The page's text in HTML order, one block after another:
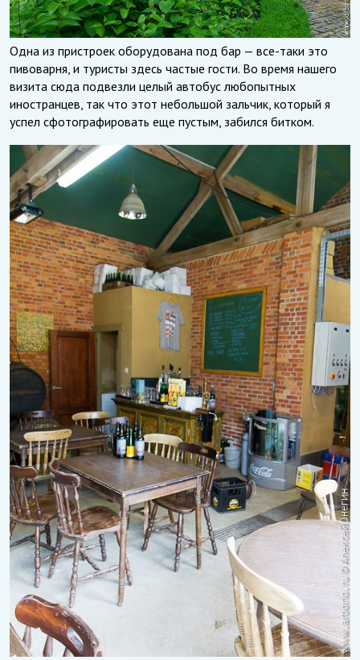
Одна из пристроек оборудована под бар — все-таки это
пивоварня, и туристы здесь частые гости. Во время нашего
визита сюда подвезли целый автобус любопытных
иностранцев, так что этот небольшой зальчик, который я
успел сфотографировать еще пустым, забился битком.